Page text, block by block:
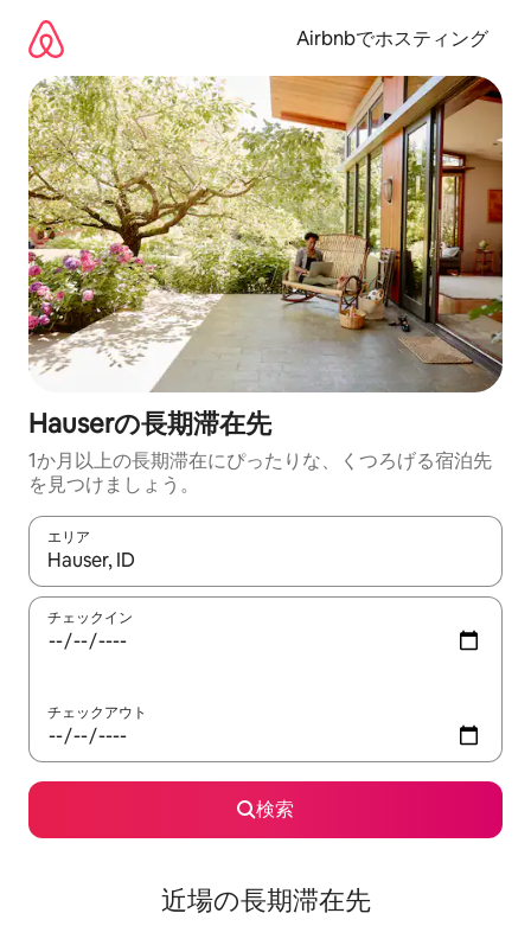
Airbnbでホスティング
Hauserの長期滞在先
1か月以上の長期滞在にぴったりな、くつろげる宿泊先
を見つけましょう。
エリア
検索結果が表示されたら、上下の矢印キーを使って移動するか
チェックイン
チェックアウト
検索
近場の長期滞在先